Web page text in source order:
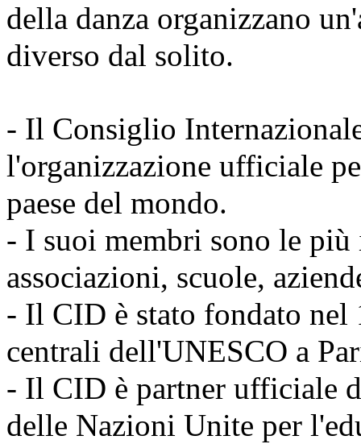
della danza organizzano
diverso dal solito.
- Il Consiglio
l'organizzazione ufficiale
paese del mondo.
- I suoi membri sono le
associazioni, scuole,
- Il CID è stato fondato
centrali dell'UNESCO a
- Il CID è partner ufficiale
delle Nazioni Unite per